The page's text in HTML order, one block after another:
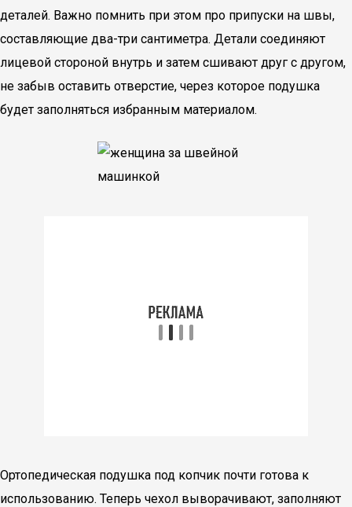
деталей. Важно помнить при этом про припуски на швы,
составляющие два-три сантиметра. Детали соединяют
лицевой стороной внутрь и затем сшивают друг с другом,
не забыв оставить отверстие, через которое подушка
будет заполняться избранным материалом.
Ортопедическая подушка под копчик почти готова к
использованию. Теперь чехол выворачивают, заполняют